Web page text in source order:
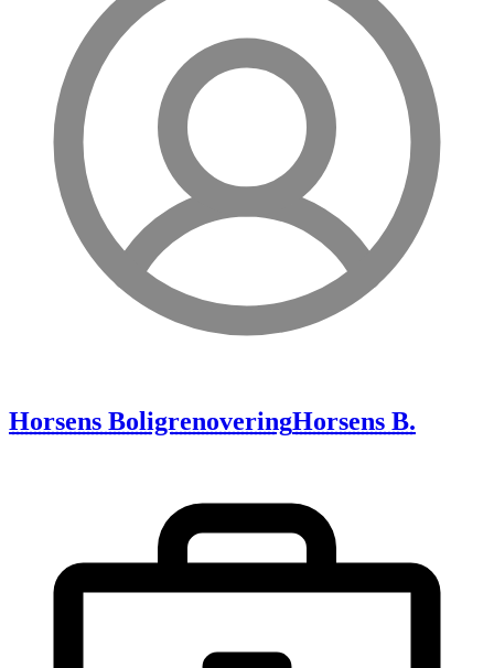
Horsens BoligrenoveringHorsens B.